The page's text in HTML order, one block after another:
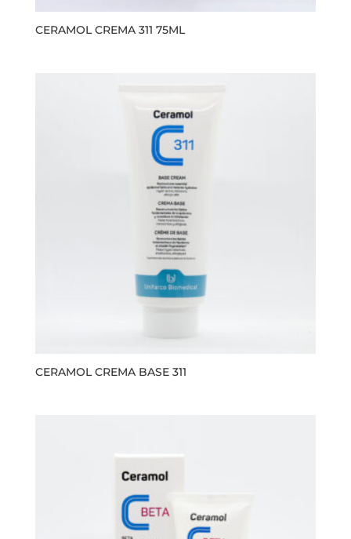
CERAMOL CREMA 311 75ML
CERAMOL CREMA BASE 311